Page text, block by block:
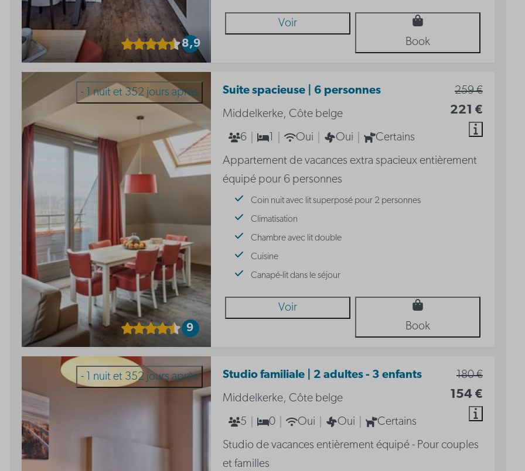
8,9
Voir
Book
- 1 nuit et 352 jours après
9
259 €
221 €
Suite spacieuse | 6 personnes
Middelkerke, Côte belge
6
1 Oui Oui
Certains
Appartement de vacances extra spacieux entièrement
équipé pour 6 personnes
Coin nuit avec lit superposé pour 2 personnes
Climatisation
Chambre avec lit double
Cuisine
Canapé-lit dans le séjour
Voir
Book
- 1 nuit et 352 jours après 180 €
154 €
Studio familiale | 2 adultes - 3 enfants
Middelkerke, Côte belge
5
0 Oui Oui
Certains
Studio de vacances entièrement équipé - Pour couples
et familles